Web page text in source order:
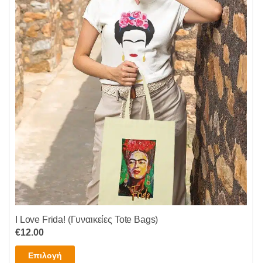
I Love Frida! (Γυναικείες Tote Bags)
€12.00
Επιλογή